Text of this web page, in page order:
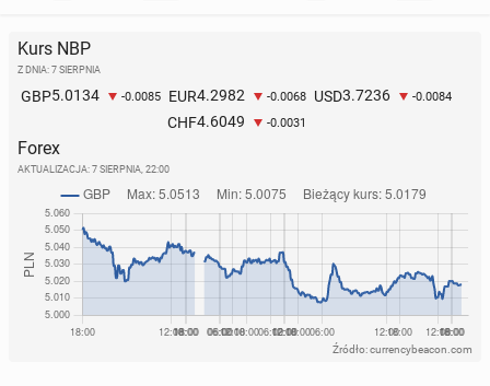
Kurs NBP
Z DNIA: 7 SIERPNIA
GBP5.0134 -0.0085 EUR4.2982 -0.0068 USD3.7236 -0.0084
CHF4.6049 -0.0031
Forex
AKTUALIZACJA: 7 SIERPNIA, 22:00
Źródło: currencybeacon.com